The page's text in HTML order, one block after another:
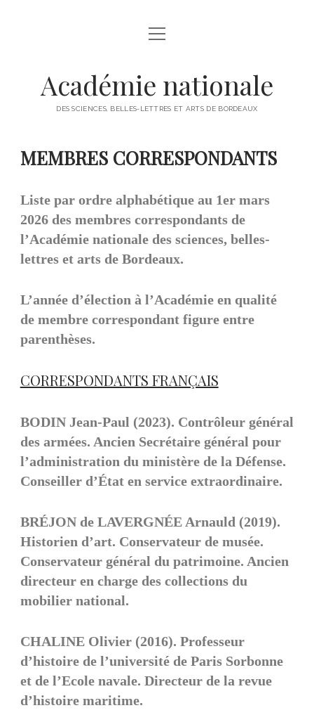
ACCUEIL
ACTUALITÉS
CONSEIL D’ADMINISTRATION
MEMBRES RÉSIDANTS
MEMBRES HONORAIRES
MEMBRES D’HONNEUR
MEMBRES CORRESPONDANTS
PROGRAMME
2023
2022
PRIX
PUBLICATIONS
BROCHURE ANNUELLE DE PRESENTATION DES PRIX
AUTRES PUBLICATIONS
PUBLICATIONS DES MEMBRES
Académie nationale
DES SCIENCES, BELLES-LETTRES ET ARTS DE BORDEAUX
MEMBRES CORRESPONDANTS
Liste par ordre alphabétique au 1er mars
2026 des membres correspondants de
l’Académie nationale des sciences, belles-
lettres et arts de Bordeaux.
L’année d’élection à l’Académie en qualité
de membre correspondant figure entre
parenthèses.
CORRESPONDANTS FRANÇAIS
BODIN Jean-Paul (2023). Contrôleur général
des armées. Ancien Secrétaire général pour
l’administration du ministère de la Défense.
Conseiller d’État en service extraordinaire.
BRÉJON de LAVERGNÉE Arnauld (2019).
Historien d’art. Conservateur de musée.
Conservateur général du patrimoine. Ancien
directeur en charge des collections du
mobilier national.
CHALINE Olivier (2016). Professeur
d’histoire de l’université de Paris Sorbonne
et de l’Ecole navale. Directeur de la revue
d’histoire maritime.